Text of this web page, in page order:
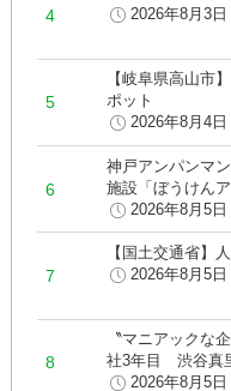
2026年8月3日
【岐阜県高山市
ポット
2026年8月4日
神戸アンパンマ
施設「ぼうけん
2026年8月5日
【国土交通省】
2026年8月5日
〝マニアックな
社3年目 渋谷真
2026年8月5日